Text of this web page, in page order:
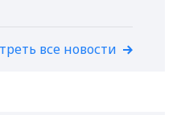
все новости